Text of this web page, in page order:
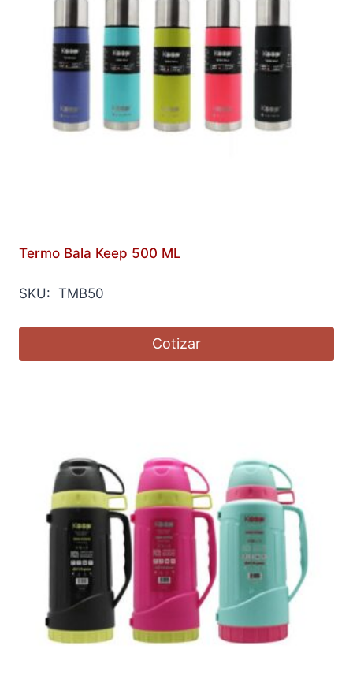
Termo Bala Keep 500 ML
SKU: TMB50
Cotizar